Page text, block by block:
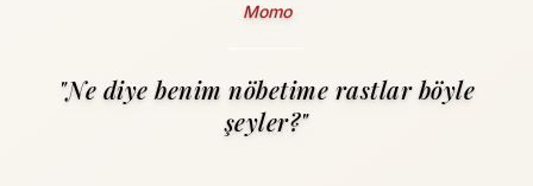
Momo
"Ne diye benim nöbetime rastlar böyle
şeyler?"